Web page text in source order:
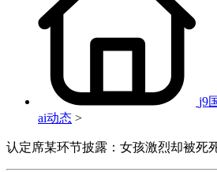
j9
ai动态 >
认定席某环节披露：女孩激烈却被死